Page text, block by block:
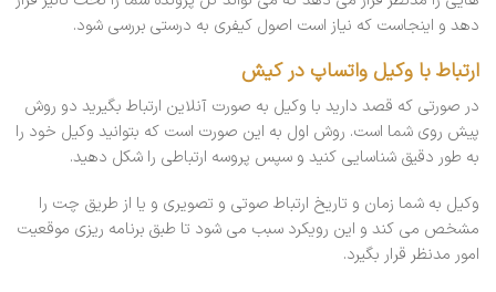
دهد و اینجاست که نیاز است اصول کیفری به درستی بررسی شود.
ارتباط با وکیل واتساپ در کیش
در صورتی که قصد دارید با وکیل به صورت آنلاین ارتباط بگیرید دو روش
پیش روی شما است. روش اول به این صورت است که بتوانید وکیل خود را
به طور دقیق شناسایی کنید و سپس پروسه ارتباطی را شکل دهید.
وکیل به شما زمان و تاریخ ارتباط صوتی و تصویری و یا از طریق چت را
مشخص می کند و این رویکرد سبب می شود تا طبق برنامه ریزی موقعیت
امور مدنظر قرار بگیرد.